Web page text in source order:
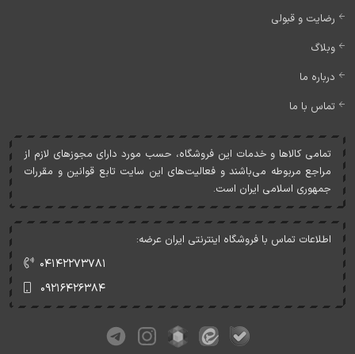
رضایت و قبولی
وبلاگ
درباره ما
تماس با ما
تمامی کالاها و خدمات اين فروشگاه، حسب مورد دارای مجوزهای لازم از
مراجع مربوطه می‌باشند و فعاليت‌های اين سايت تابع قوانين و مقررات
جمهوری اسلامی ايران است.
اطلاعات تماس با فروشگاه اینترنتی ایران عرضه:
۰۴۱۴۲۲۷۳۷۸۱
۰۹۲۱۶۴۲۶۳۸۴